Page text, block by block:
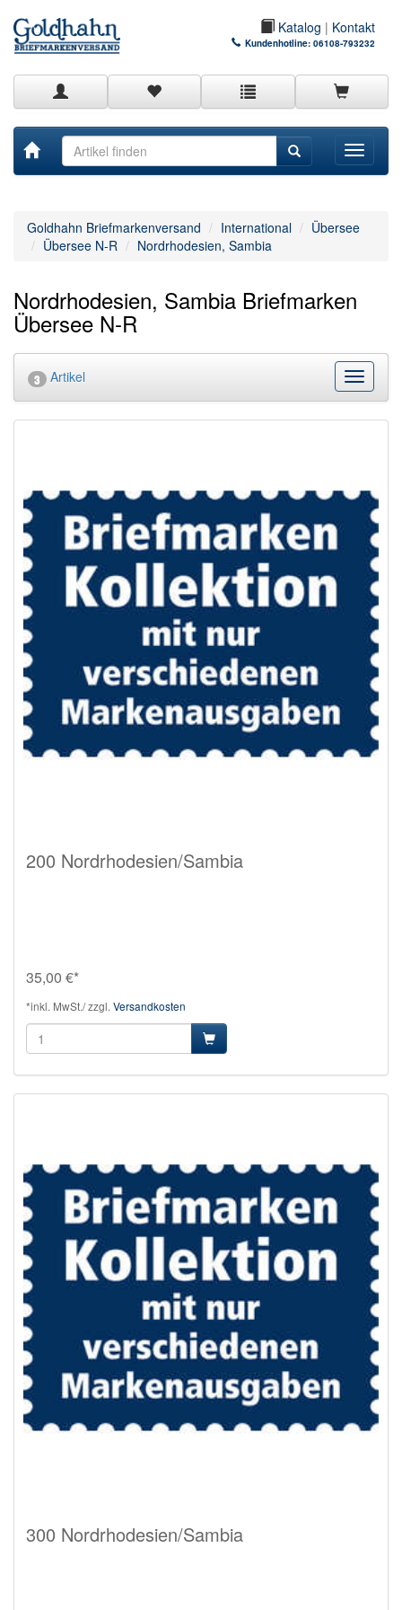
Katalog | Kontakt
Kundenhotline: 06108-793232
Toggle
Goldhahn Briefmarkenversand International
Übersee
Übersee N-R
Nordrhodesien, Sambia
Nordrhodesien, Sambia Briefmarken
Übersee N-R
3 Artikel
200 Nordrhodesien/Sambia
35,00 €*
*inkl. MwSt./ zzgl. Versandkosten
300 Nordrhodesien/Sambia